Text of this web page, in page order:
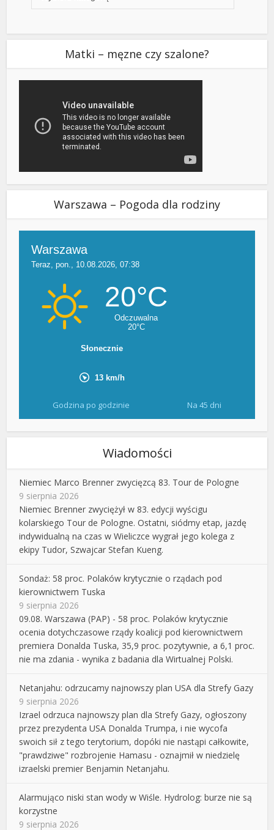
Matki – męzne czy szalone?
Warszawa – Pogoda dla rodziny
Godzina po godzinie Na 45 dni
Wiadomości
Niemiec Marco Brenner zwycięzcą 83. Tour de Pologne
9 sierpnia 2026
Niemiec Brenner zwyciężył w 83. edycji wyścigu
kolarskiego Tour de Pologne. Ostatni, siódmy etap, jazdę
indywidualną na czas w Wieliczce wygrał jego kolega z
ekipy Tudor, Szwajcar Stefan Kueng.
Sondaż: 58 proc. Polaków krytycznie o rządach pod
kierownictwem Tuska
9 sierpnia 2026
09.08. Warszawa (PAP) - 58 proc. Polaków krytycznie
ocenia dotychczasowe rządy koalicji pod kierownictwem
premiera Donalda Tuska, 35,9 proc. pozytywnie, a 6,1 proc.
nie ma zdania - wynika z badania dla Wirtualnej Polski.
Netanjahu: odrzucamy najnowszy plan USA dla Strefy Gazy
9 sierpnia 2026
Izrael odrzuca najnowszy plan dla Strefy Gazy, ogłoszony
przez prezydenta USA Donalda Trumpa, i nie wycofa
swoich sił z tego terytorium, dopóki nie nastąpi całkowite,
"prawdziwe" rozbrojenie Hamasu - oznajmił w niedzielę
izraelski premier Benjamin Netanjahu.
Alarmująco niski stan wody w Wiśle. Hydrolog: burze nie są
korzystne
9 sierpnia 2026